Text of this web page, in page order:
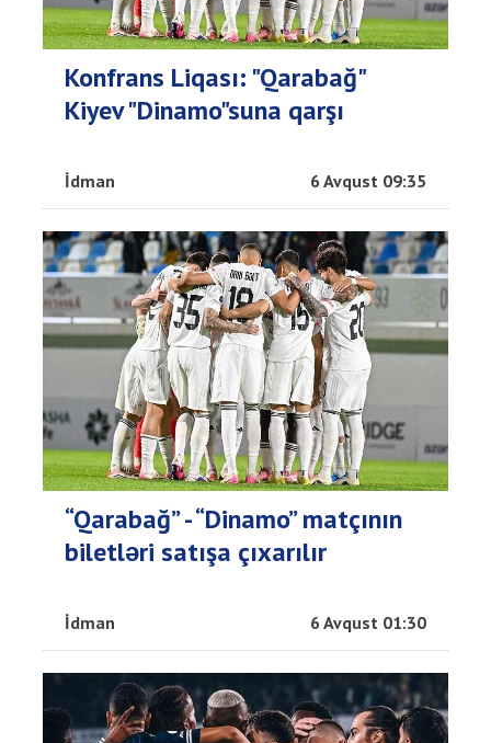
Konfrans Liqası: "Qarabağ"
Kiyev "Dinamo"suna qarşı
İdman 6 Avqust 09:35
“Qarabağ” - “Dinamo” matçının
biletləri satışa çıxarılır
İdman 6 Avqust 01:30